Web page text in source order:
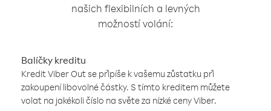
našich flexibilních a levných
možností volání:
Balíčky kreditu
Kredit Viber Out se připíše k vašemu zůstatku při
zakoupení libovolné částky. S tímto kreditem můžete
volat na jakékoli číslo na světe za nízké ceny Viber.